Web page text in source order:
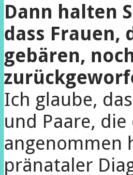
Dann halten
dass Frauen,
gebären,
Ich glaube,
und Paare,
angenommen
pränataler